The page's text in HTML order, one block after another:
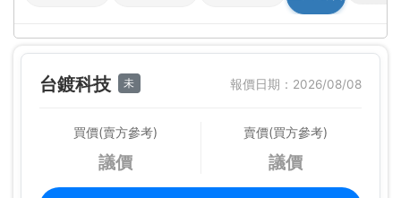
台鍍科技 未 報價日期：2026/08/08
買價(賣方參考)
議價
賣價(買方參考)
議價